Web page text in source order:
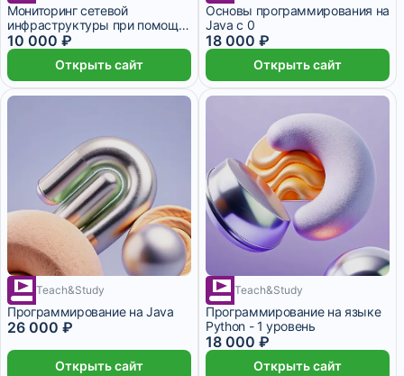
Мониторинг сетевой
инфраструктуры при помощи
программного комплекса
ZABBIX
10 000 ₽
Открыть сайт
Основы программирования на
Java с 0
18 000 ₽
Открыть сайт
2 месяцаTeach&Study
Программирование на Java
26 000 ₽
Открыть сайт
1 месяцTeach&Study
Программирование на языке
Python - 1 уровень
18 000 ₽
Открыть сайт